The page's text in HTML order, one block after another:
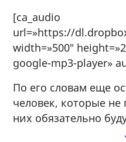
[ca_audio
url=»https://
width=»500″
google-mp3-player»
По его словам еще
человек, которые не
них обязательно